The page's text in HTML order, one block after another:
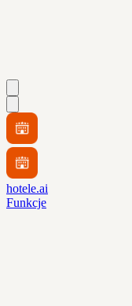
hotele.ai
Funkcje